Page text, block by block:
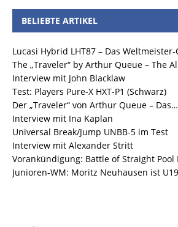
BELIEBTE ARTIKEL
Lucasi Hybrid LHT87 – Das
The „Traveler“ by Arthur Queue – The
Interview mit John Blacklaw
Test: Players Pure-X HXT-P1 (Schwarz)
Der „Traveler“ von Arthur Queue – Das…
Interview mit Ina Kaplan
Universal Break/Jump UNBB-5 im Test
Interview mit Alexander Stritt
Vorankündigung: Battle of Straight Pool
Junioren-WM: Moritz Neuhausen ist